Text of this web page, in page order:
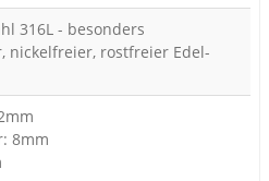
316L - besonders
nickelfreier, rostfreier Edel-
8mm